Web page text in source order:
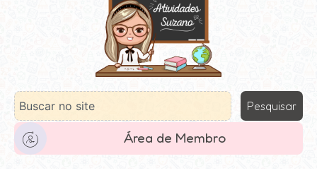
Pesquisar
Área de Membro